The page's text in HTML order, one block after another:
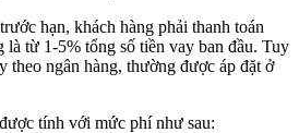
hạn, khách hàng phải thanh toán
là từ 1-5% tổng số tiền vay ban đầu. Tuy
theo ngân hàng, thường được áp đặt ở
tính với mức phí như sau: